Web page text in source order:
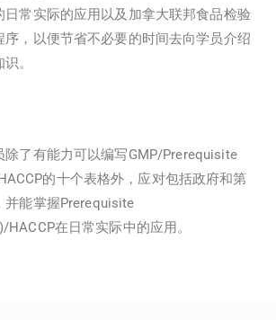
日常实际的应用以及加拿大联邦食品检验
序，以便节省不必要的时间去向学员介绍
。
除了有能力可以编写GMP/Prerequisite
的十个表格外，应对包括政府和第
并能掌握Prerequisite
HACCP在日常实际中的应用。